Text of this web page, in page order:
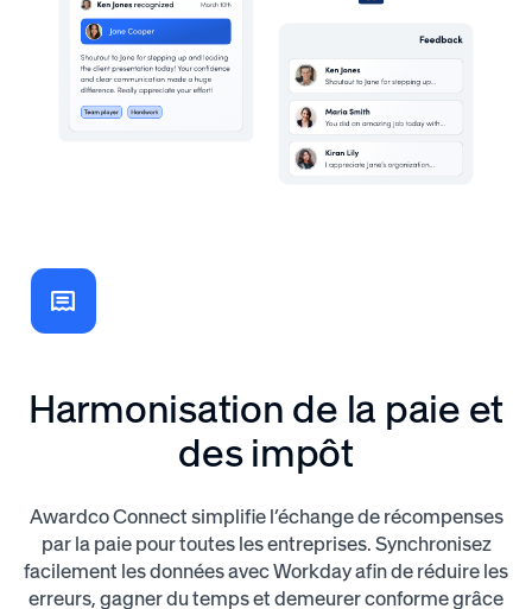
Harmonisation de la paie et
des impôt
Awardco Connect simplifie l’échange de récompenses
par la paie pour toutes les entreprises. Synchronisez
facilement les données avec Workday afin de réduire les
erreurs, gagner du temps et demeurer conforme grâce